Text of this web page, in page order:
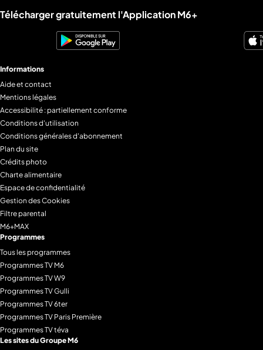
Liens utiles M6+.
Télécharger gratuitement l'Application M6+
Informations
Aide et contact
Mentions légales
Accessibilité : partiellement conforme
Conditions d'utilisation
Conditions générales d'abonnement
Plan du site
Crédits photo
Charte alimentaire
Espace de confidentialité
Gestion des Cookies
Filtre parental
M6+MAX
Programmes
Tous les programmes
Programmes TV M6
Programmes TV W9
Programmes TV Gulli
Programmes TV 6ter
Programmes TV Paris Première
Programmes TV téva
Les sites du Groupe M6